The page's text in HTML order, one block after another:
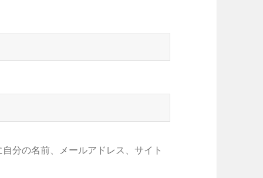
分の名前、メールアドレス、サイト